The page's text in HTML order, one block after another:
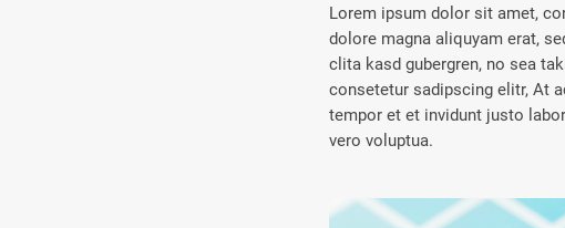
Lorem ipsum dolor sit amet,
dolore magna aliquyam erat,
clita kasd gubergren, no sea
consetetur sadipscing elitr, At
tempor et et invidunt justo
vero voluptua.